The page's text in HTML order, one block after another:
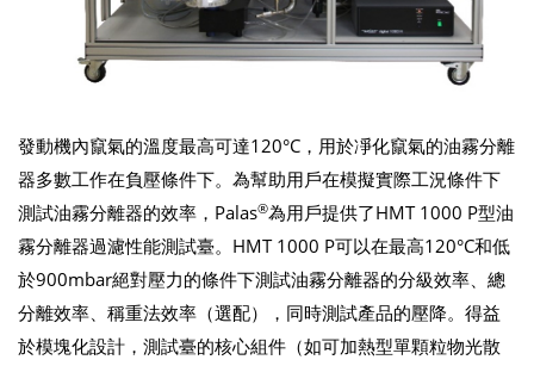
發動機內竄氣的溫度最高可達120°C，用於凈化竄氣的油霧分離
器多數工作在負壓條件下。為幫助用戶在模擬實際工況條件下
測試油霧分離器的效率，Palas®為用戶提供了HMT 1000 P型油
霧分離器過濾性能測試臺。HMT 1000 P可以在最高120°C和低
於900mbar絕對壓力的條件下測試油霧分離器的分級效率、總
分離效率、稱重法效率（選配），同時測試產品的壓降。得益
於模塊化設計，測試臺的核心組件（如可加熱型單顆粒物光散